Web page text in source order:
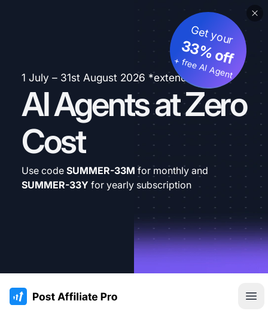
1 July – 31st August 2026 *extended
AI Agents at Zero
Cost
Get your
33% off
+ free AI Agent
Use code SUMMER-33M for monthly and
SUMMER-33Y for yearly subscription
:site.title